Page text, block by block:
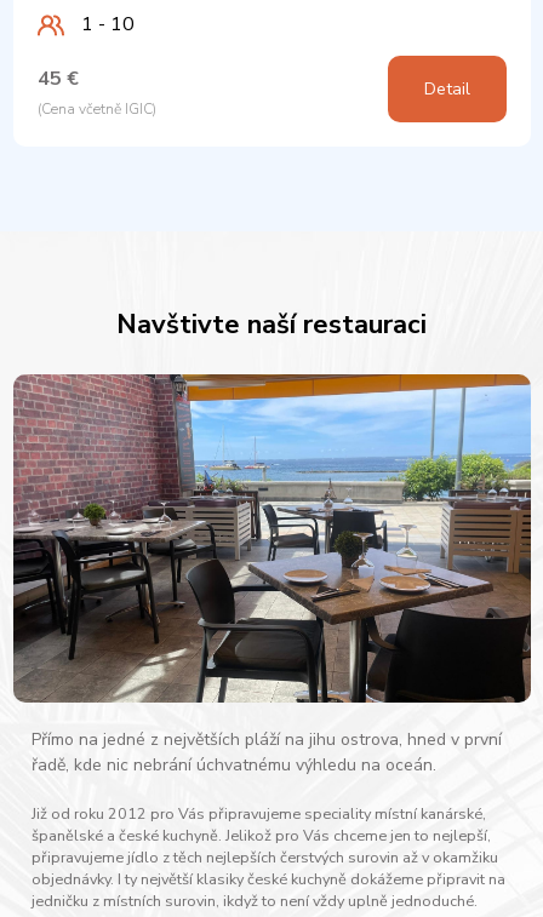
1 - 10
45 €
(Cena včetně IGIC)
Detail
Navštivte naší restauraci
Přímo na jedné z největších pláží na jihu ostrova, hned v první
řadě, kde nic nebrání úchvatnému výhledu na oceán.
Již od roku 2012 pro Vás připravujeme speciality místní kanárské,
španělské a české kuchyně. Jelikož pro Vás chceme jen to nejlepší,
připravujeme jídlo z těch nejlepších čerstvých surovin až v okamžiku
objednávky. I ty největší klasiky české kuchyně dokážeme připravit na
jedničku z místních surovin, ikdyž to není vždy uplně jednoduché.